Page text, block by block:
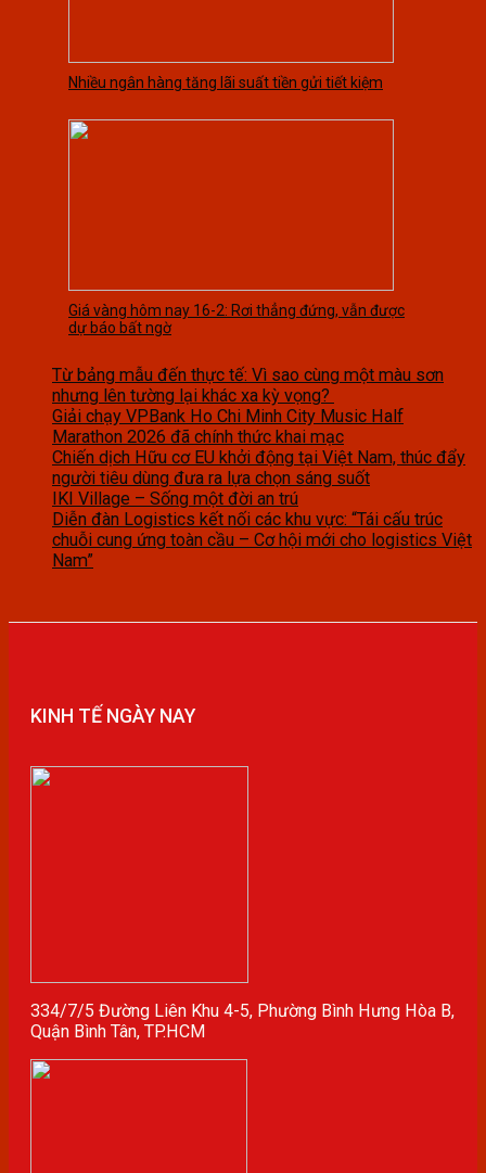
Nhiều ngân hàng tăng lãi suất tiền gửi tiết kiệm
Giá vàng hôm nay 16-2: Rơi thẳng đứng, vẫn được
dự báo bất ngờ
Từ bảng mẫu đến thực tế: Vì sao cùng một màu sơn
nhưng lên tường lại khác xa kỳ vọng?
Giải chạy VPBank Ho Chi Minh City Music Half
Marathon 2026 đã chính thức khai mạc
Chiến dịch Hữu cơ EU khởi động tại Việt Nam, thúc đẩy
người tiêu dùng đưa ra lựa chọn sáng suốt
IKI Village – Sống một đời an trú
Diễn đàn Logistics kết nối các khu vực: “Tái cấu trúc
chuỗi cung ứng toàn cầu – Cơ hội mới cho logistics Việt
Nam”
KINH TẾ NGÀY NAY
334/7/5 Đường Liên Khu 4-5, Phường Bình Hưng Hòa B,
Quận Bình Tân, TP.HCM